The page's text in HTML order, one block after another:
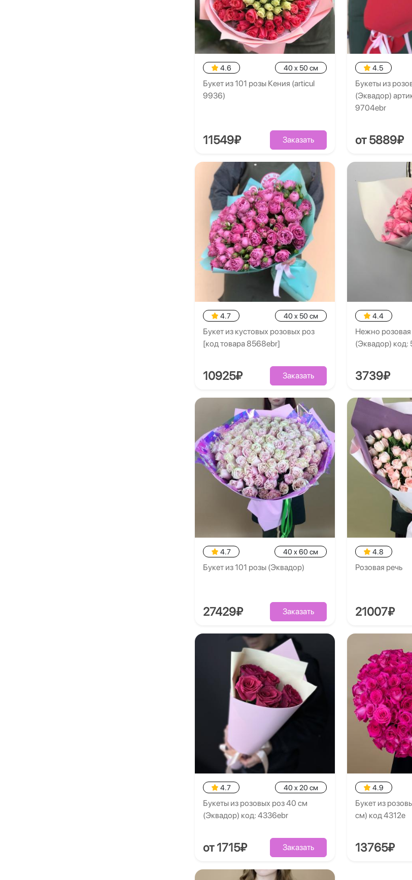
4.6 40 x 50 см
Букет из 101 розы Кения (articul
9936)
11549₽ Заказать
4.5
Букеты из
(Эквадор)
9704ebr
от 5889₽
4.7 40 x 50 см
Букет из кустовых розовых роз
[код товара 8568ebr]
10925₽ Заказать
4.4
Нежно
(Эквадор) код:
3739₽
4.7 40 x 60 см
Букет из 101 розы (Эквадор)
27429₽ Заказать
4.8
Розовая речь
21007₽
4.7 40 x 20 см
Букеты из розовых роз 40 см
(Эквадор) код: 4336ebr
от 1715₽ Заказать
4.9
Букет из
см) код 4312e
13765₽